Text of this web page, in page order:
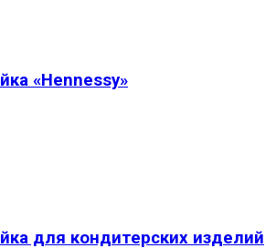
«Hennessy»
для кондитерских изделий